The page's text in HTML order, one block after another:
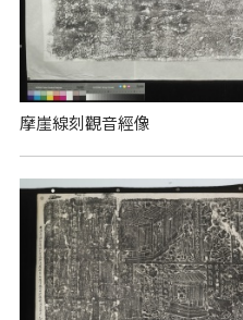
摩崖線刻觀音經像